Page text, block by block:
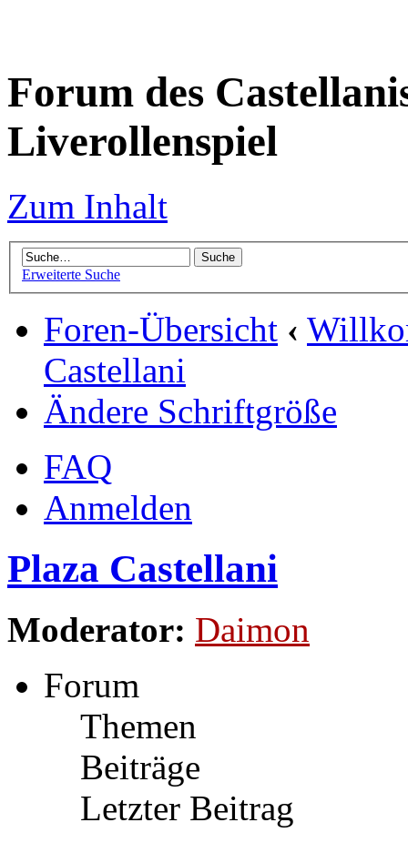
Forum des
Liverollenspiel
Zum Inhalt
Erweiterte Suche
Foren-Übersicht ‹
Castellani
Ändere Schriftgröße
FAQ
Anmelden
Plaza Castellani
Moderator: Daimon
Forum
Themen
Beiträge
Letzter Beitrag